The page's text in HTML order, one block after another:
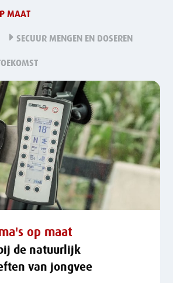
MAAT
SECUUR MENGEN EN DOSEREN
op maat
de natuurlijk
van jongvee